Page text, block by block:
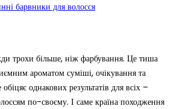
барвники для волосся
трохи більше, ніж фарбування. Це тиша
ароматом суміші, очікування та
однакових результатів для всіх –
по-своєму. І саме країна походження